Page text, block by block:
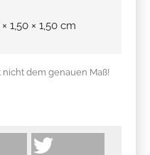
1,50 × 1,50 cm
dem genauen Maß!